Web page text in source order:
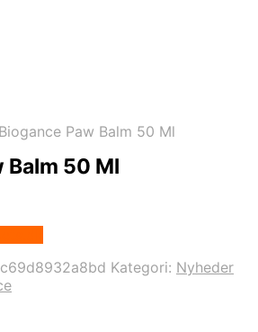
Biogance Paw Balm 50 Ml
Balm 50 Ml
c69d8932a8bd Kategori: Nyheder